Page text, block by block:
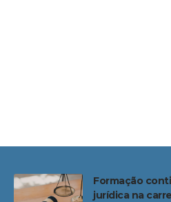
Formação
jurídica na